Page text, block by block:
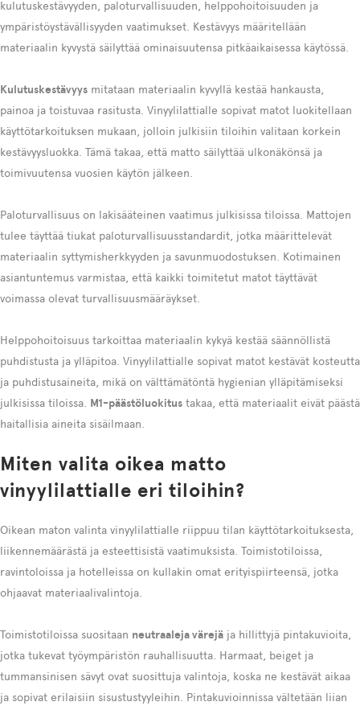
kulutuskestävyyden, paloturvallisuuden, helppohoitoisuuden ja
ympäristöystävällisyyden vaatimukset. Kestävyys määritellään
materiaalin kyvystä säilyttää ominaisuutensa pitkäaikaisessa käytössä.
Kulutuskestävyys mitataan materiaalin kyvyllä kestää hankausta,
painoa ja toistuvaa rasitusta. Vinyylilattialle sopivat matot luokitellaan
käyttötarkoituksen mukaan, jolloin julkisiin tiloihin valitaan korkein
kestävyysluokka. Tämä takaa, että matto säilyttää ulkonäkönsä ja
toimivuutensa vuosien käytön jälkeen.
Paloturvallisuus on lakisääteinen vaatimus julkisissa tiloissa. Mattojen
tulee täyttää tiukat paloturvallisuusstandardit, jotka määrittelevät
materiaalin syttymisherkkyyden ja savunmuodostuksen. Kotimainen
asiantuntemus varmistaa, että kaikki toimitetut matot täyttävät
voimassa olevat turvallisuusmääräykset.
Helppohoitoisuus tarkoittaa materiaalin kykyä kestää säännöllistä
puhdistusta ja ylläpitoa. Vinyylilattialle sopivat matot kestävät kosteutta
ja puhdistusaineita, mikä on välttämätöntä hygienian ylläpitämiseksi
julkisissa tiloissa. M1-päästöluokitus takaa, että materiaalit eivät päästä
haitallisia aineita sisäilmaan.
Miten valita oikea matto
vinyylilattialle eri tiloihin?
Oikean maton valinta vinyylilattialle riippuu tilan käyttötarkoituksesta,
liikennemäärästä ja esteettisistä vaatimuksista. Toimistotiloissa,
ravintoloissa ja hotelleissa on kullakin omat erityispiirteensä, jotka
ohjaavat materiaalivalintoja.
Toimistotiloissa suositaan neutraaleja värejä ja hillittyjä pintakuvioita,
jotka tukevat työympäristön rauhallisuutta. Harmaat, beiget ja
tummansinisen sävyt ovat suosittuja valintoja, koska ne kestävät aikaa
ja sopivat erilaisiin sisustustyyleihin. Pintakuvioinnissa vältetään liian